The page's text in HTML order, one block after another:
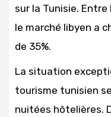
sur la Tunisie. Entre
le marché libyen a
de 35%.
La situation
tourisme tunisien
nuitées hôtelières.